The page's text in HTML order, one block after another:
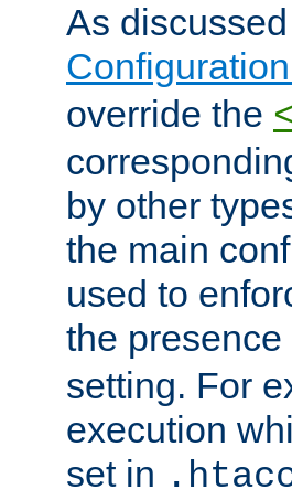
As
override the
by other
the main
used to
the
setting. For
execution
set in